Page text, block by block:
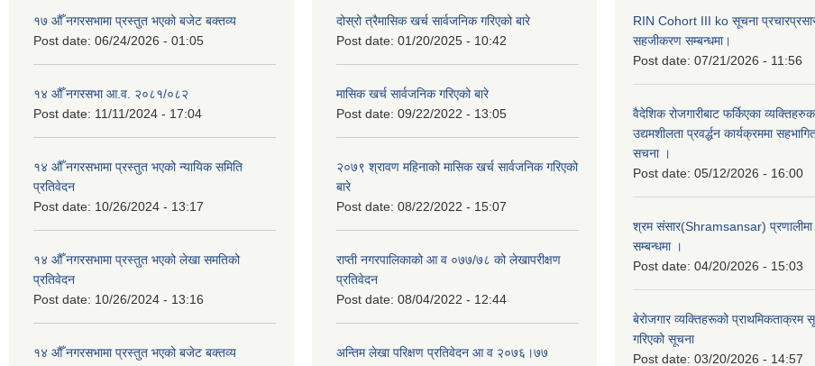
१७ औँ नगरसभामा प्रस्तुत भएको बजेट बक्तव्य
Post date: 06/24/2026 - 01:05
१४ औँ नगरसभा आ.व. २०८१/०८२
Post date: 11/11/2024 - 17:04
१४ औँ नगरसभामा प्रस्तुत भएको न्यायिक समिति
प्रतिवेदन
Post date: 10/26/2024 - 13:17
१४ औँ नगरसभामा प्रस्तुत भएको लेखा समतिको
प्रतिवेदन
Post date: 10/26/2024 - 13:16
१४ औँ नगरसभामा प्रस्तुत भएको बजेट बक्तव्य
दोस्रो त्रैमासिक खर्च सार्वजनिक गरिएको बारे
Post date: 01/20/2025 - 10:42
मासिक खर्च सार्वजनिक गरिएको बारे
Post date: 09/22/2022 - 13:05
२०७९ श्रावण महिनाको मासिक खर्च सार्वजनिक गरिएको
बारे
Post date: 08/22/2022 - 15:07
राप्ती नगरपालिकाको आ व ०७७/७८ को लेखापरीक्षण
प्रतिवेदन
Post date: 08/04/2022 - 12:44
अन्तिम लेखा परिक्षण प्रतिवेदन आ व २०७६।७७
RIN Cohort III ko सूचना
सहजीकरण सम्बन्धमा।
Post date: 07/21/2026 - 11:56
वैदेशिक रोजगारीबाट फर्किएका
उद्यमशीलता प्रवर्द्धन कार्यक्रममा
सचना ।
Post date: 05/12/2026 - 16:00
श्रम संसार(Shramsansar)
सम्बन्धमा ।
Post date: 04/20/2026 - 15:03
बेरोजगार व्यक्तिहरूको प्राथमिकताक्रम
गरिएको सूचना
Post date: 03/20/2026 - 14:57